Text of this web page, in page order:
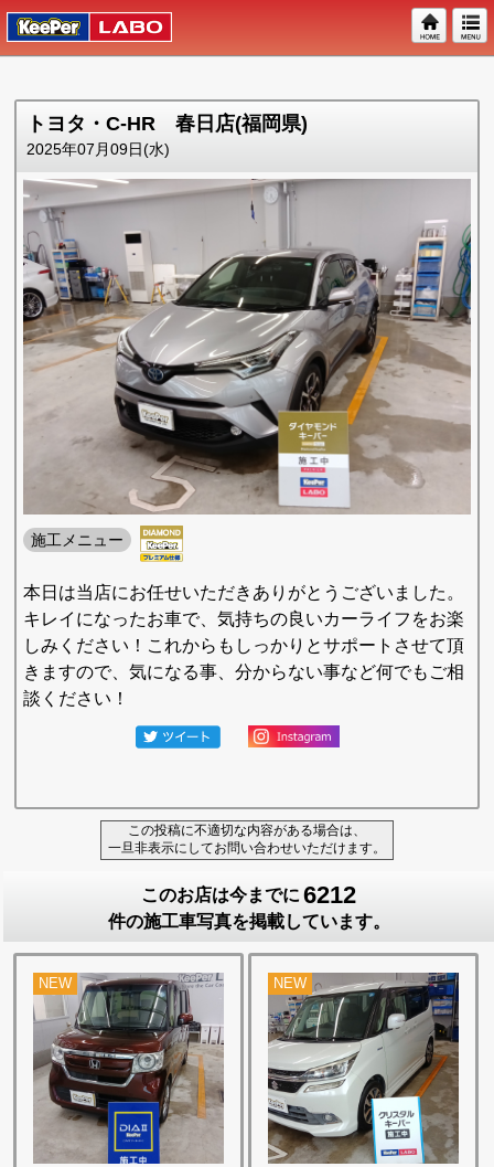
トヨタ・C-HR 春日店(福岡県)
2025年07月09日(水)
施工メニュー
本日は当店にお任せいただきありがとうございました。
キレイになったお車で、気持ちの良いカーライフをお楽
しみください！これからもしっかりとサポートさせて頂
きますので、気になる事、分からない事など何でもご相
談ください！
この投稿に不適切な内容がある場合は、
一旦非表示にしてお問い合わせいただけます。
このお店は今までに 6212
件の施工車写真を掲載しています。
NEW NEW